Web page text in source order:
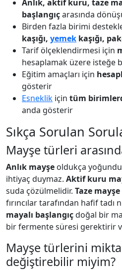
Anlık, aktif kuru, taze
başlangıçarasında
Birden fazla birimi
kaşığı, yemek kaşığı,
Tarif ölçeklendirmesi için
hesaplamak üzere isteğe
Eğitim amaçları için
gösterir
Esneklik için tüm
anda gösterir
Sıkça Sorulan
Mayşe türleri
Anlık mayşe oldukça
ihtiyaç duymaz. Aktif kuru
suda çözülmelidir. Taze mayşe
fırıncılar tarafından hafif tadı
mayalı başlangıçdoğal bir
bir fermente süresi gerektirir
Mayşe türlerini
değiştirebilir miyim?